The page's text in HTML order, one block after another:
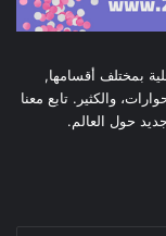
بمختلف أقسامها,
والكثير. تابع معنا
حول العالم.